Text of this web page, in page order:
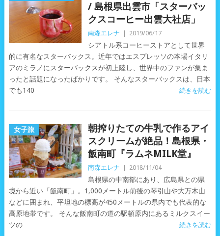
/ 島根県出雲市「スターバッ
クスコーヒー出雲大社店」
南森エレナ 2019/06/17
シアトル系コーヒーストアとして世界
的に有名なスターバックス。近年ではエスプレッソの本場イタリ
アのミラノにスターバックスが初上陸し、世界中のファンが集ま
ったと話題になったばかりです。 そんなスターバックスは、日本
でも140
続きを読む
女子旅
朝搾りたての牛乳で作るアイ
スクリームが絶品！島根県・
飯南町『ラムネMILK堂』
南森エレナ 2018/11/04
島根県の中南部にあり、広島県との県
境から近い「飯南町」。1,000メートル前後の琴引山や大万木山
などに囲まれ、平坦地の標高が450メートルの県内でも代表的な
高原地帯です。 そんな飯南町の道の駅頓原内にあるミルクスイー
ツの
続きを読む